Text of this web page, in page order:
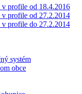
v profile od 18.4.2016
v profile od 27.2.2014
v profile do 27.2.2014
systém
obce